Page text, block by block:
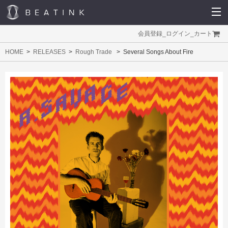
会員登録 ログイン カート
HOME RELEASES Rough Trade Several Songs About Fire